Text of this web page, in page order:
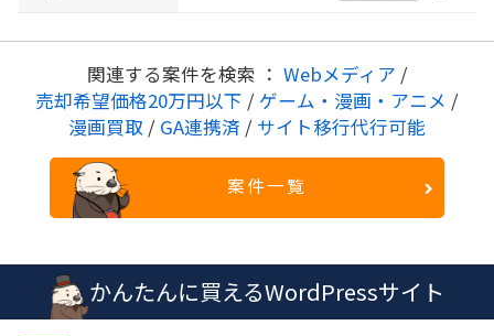
関連する案件を検索 ： Webメディア /
売却希望価格20万円以下 / ゲーム・漫画・アニメ /
漫画買取 / GA連携済 / サイト移行代行可能
案件一覧
かんたんに買えるWordPressサイト